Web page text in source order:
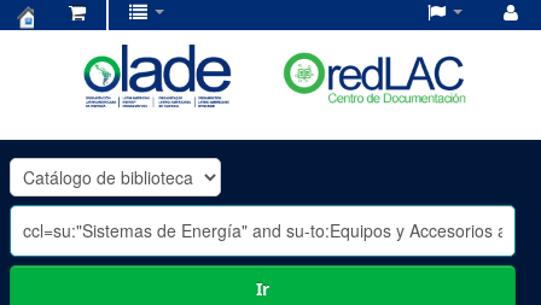
OLADE
-
Ir